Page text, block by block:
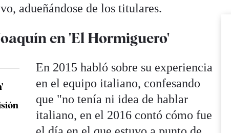
adueñándose de los titulares.
en 'El Hormiguero'
En 2015 habló sobre su experiencia
en el equipo italiano, confesando
que "no tenía ni idea de hablar
italiano, en el 2016 contó cómo fue